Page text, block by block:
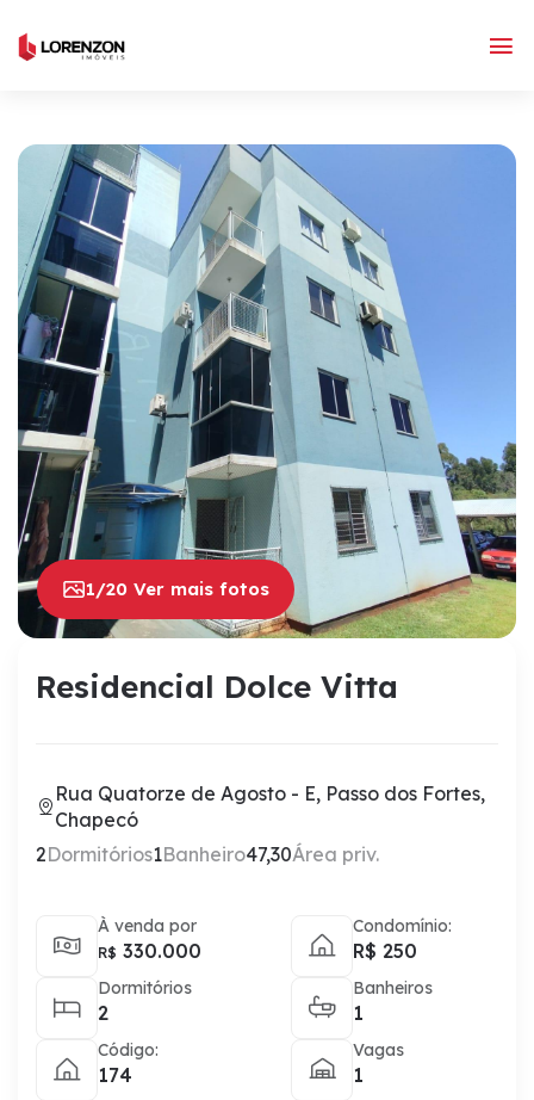
1/20 Ver mais fotos
Residencial Dolce Vitta
Rua Quatorze de Agosto - E, Passo dos Fortes,
Chapecó
2Dormitórios1Banheiro47,30Área priv.
À venda por
R$ 330.000
Dormitórios
2
Condomínio:
R$ 250
Banheiros
1
Código:
174
Vagas
1